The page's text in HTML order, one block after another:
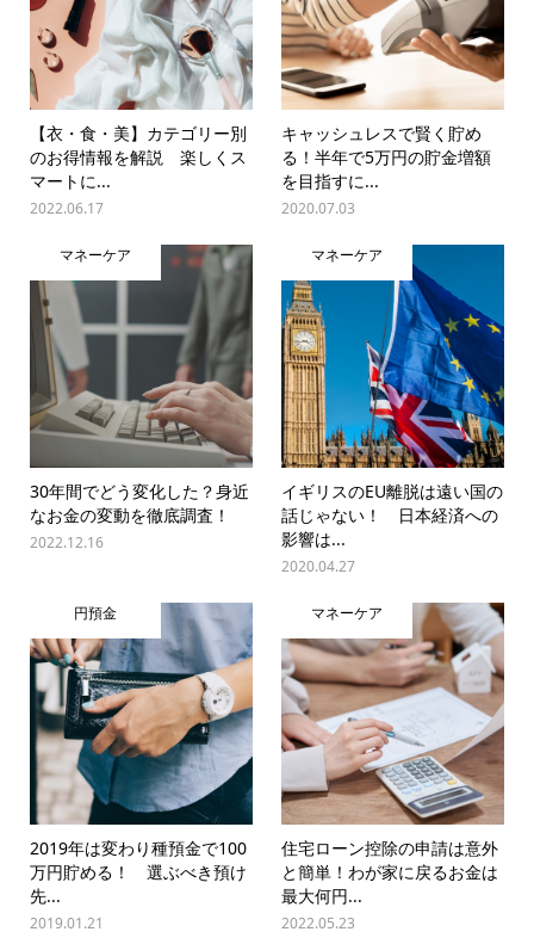
【衣・食・美】カテゴリー別
のお得情報を解説 楽しくス
マートに...
2022.06.17
キャッシュレスで賢く貯め
る！半年で5万円の貯金増額
を目指すに...
2020.07.03
マネーケア
30年間でどう変化した？身近
なお金の変動を徹底調査！
2022.12.16
マネーケア
イギリスのEU離脱は遠い国の
話じゃない！ 日本経済への
影響は...
2020.04.27
円預金
2019年は変わり種預金で100
万円貯める！ 選ぶべき預け
先...
2019.01.21
マネーケア
住宅ローン控除の申請は意外
と簡単！わが家に戻るお金は
最大何円...
2022.05.23